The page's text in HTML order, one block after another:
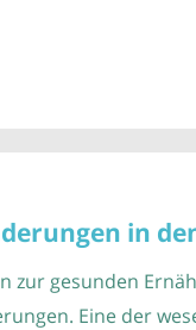
in
zur gesunden
Eine der